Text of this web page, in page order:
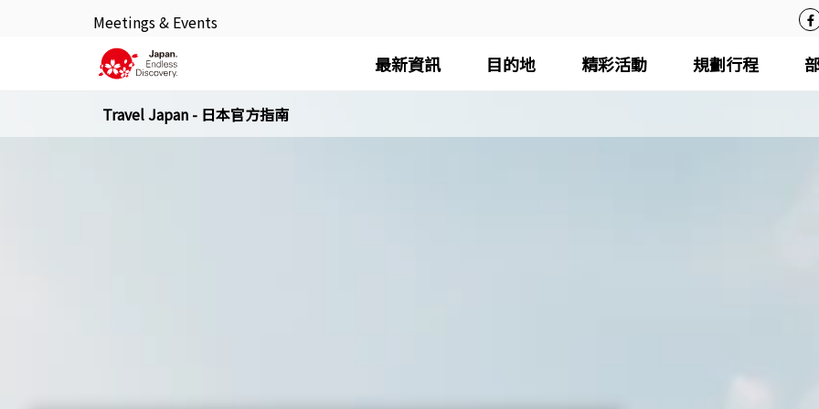
Meetings & Events
最新資訊 目的地 精彩活動 規劃行程
Travel Japan - 日本官方指南